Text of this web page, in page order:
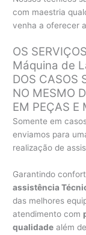
com maestria
venha a oferecer
OS
Máquina de
DOS CASOS
NO MESMO
EM PEÇAS E
Somente em
enviamos para
realização de
Garantindo
assistência
das melhores
atendimento com
qualidade além